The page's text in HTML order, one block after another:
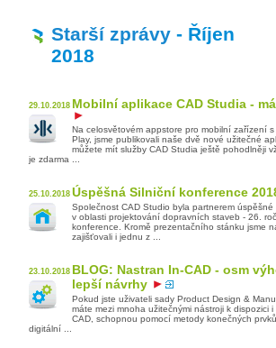
Starší zprávy - Říjen
2018
29.10.2018 Mobilní aplikace CAD Studia -
Na celosvětovém appstore pro mobilní zařízení
Play, jsme publikovali naše dvě nové užitečné
můžete mít služby CAD Studia ještě pohodlněji
je zdarma ...
25.10.2018 Úspěšná Silniční konference
Společnost CAD Studio byla partnerem
v oblasti projektování dopravních staveb - 26.
konference. Kromě prezentačního stánku jsme
zajišťovali i jednu z ...
23.10.2018 BLOG: Nastran In-CAD - osm
lepší návrhy
Pokud jste uživateli sady Product Design &
máte mezi mnoha užitečnými nástroji k dispozici
CAD, schopnou pomocí metody konečných
digitální ...